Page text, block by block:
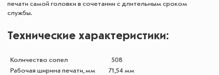
печати самой головки в сочетании с длительным сроком
службы.
Технические характеристики:
Количество сопел
508
Рабочая ширина печати, мм
71,54 мм